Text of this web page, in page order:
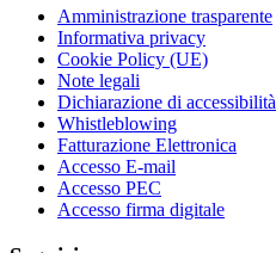
Amministrazione trasparente
Informativa privacy
Cookie Policy (UE)
Note legali
Dichiarazione di accessibilità
Whistleblowing
Fatturazione Elettronica
Accesso E-mail
Accesso PEC
Accesso firma digitale